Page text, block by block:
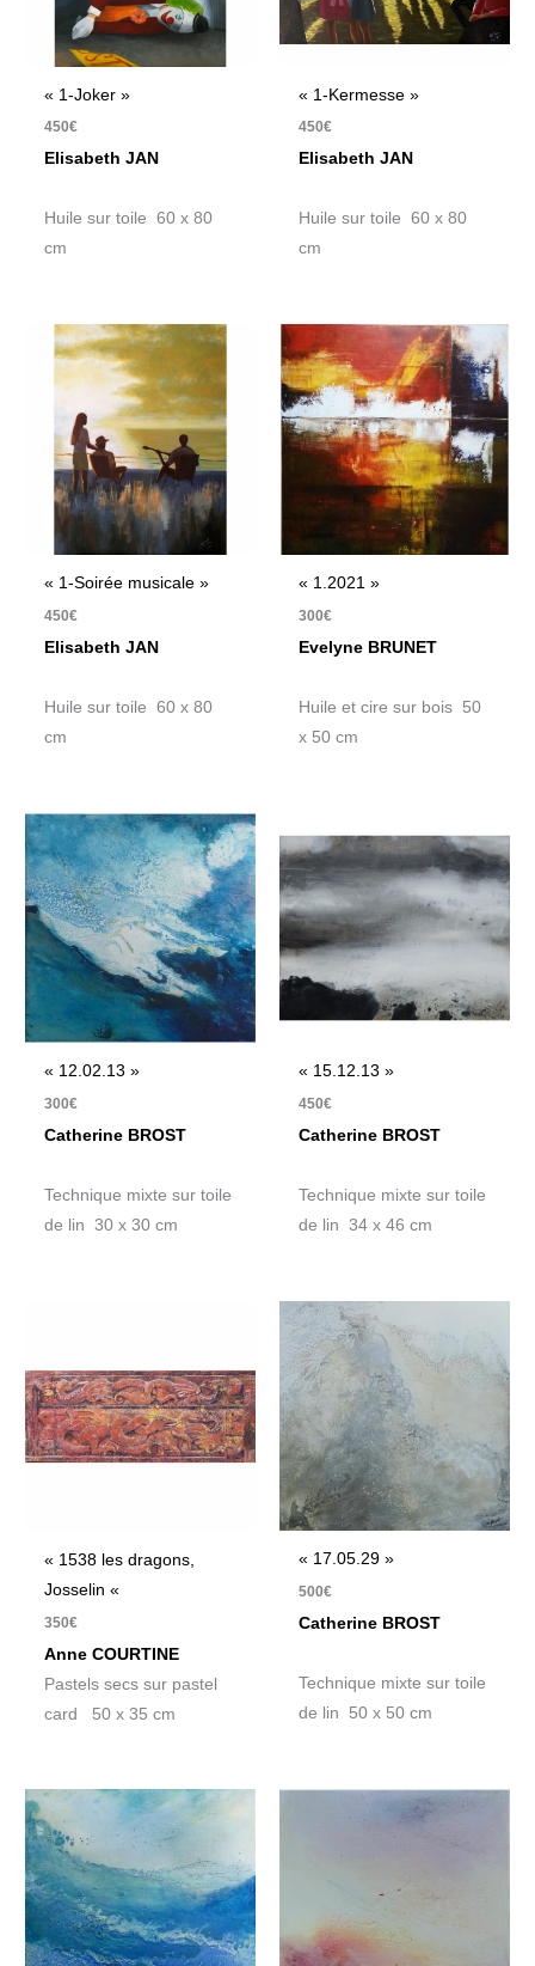
« 1-Joker »
450€
Elisabeth JAN
Huile sur toile 60 x 80
cm
« 1-Kermesse »
450€
Elisabeth JAN
Huile sur toile 60 x 80
cm
« 1-Soirée musicale »
450€
Elisabeth JAN
Huile sur toile 60 x 80
cm
« 1.2021 »
300€
Evelyne BRUNET
Huile et cire sur bois 50
x 50 cm
« 12.02.13 »
300€
Catherine BROST
Technique mixte sur toile
de lin 30 x 30 cm
« 15.12.13 »
450€
Catherine BROST
Technique mixte sur toile
de lin 34 x 46 cm
« 1538 les dragons,
Josselin «
350€
Anne COURTINE
Pastels secs sur pastel
card 50 x 35 cm
« 17.05.29 »
500€
Catherine BROST
Technique mixte sur toile
de lin 50 x 50 cm